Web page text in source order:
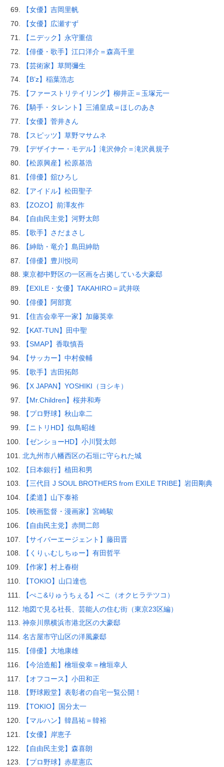
【女優】吉岡里帆
【女優】広瀬すず
【ニデック】永守重信
【俳優・歌手】江口洋介＝森高千里
【芸術家】草間彌生
【B’z】稲葉浩志
【ファーストリテイリング】柳井正＝玉塚元一
【騎手・タレント】三浦皇成＝ほしのあき
【女優】菅井きん
【スピッツ】草野マサムネ
【デザイナー・モデル】滝沢伸介＝滝沢眞規子
【松原興産】松原基浩
【俳優】舘ひろし
【アイドル】松田聖子
【ZOZO】前澤友作
【自由民主党】河野太郎
【歌手】さだまさし
【紳助・竜介】島田紳助
【俳優】豊川悦司
東京都中野区の一区画を占拠している大豪邸
【EXILE・女優】TAKAHIRO＝武井咲
【俳優】阿部寛
【住吉会幸平一家】加藤英幸
【KAT-TUN】田中聖
【SMAP】香取慎吾
【サッカー】中村俊輔
【歌手】吉田拓郎
【X JAPAN】YOSHIKI（ヨシキ）
【Mr.Children】桜井和寿
【プロ野球】秋山幸二
【ニトリHD】似鳥昭雄
【ゼンショーHD】小川賢太郎
北九州市八幡西区の石垣に守られた城
【日本銀行】植田和男
【三代目 J SOUL BROTHERS from EXILE TRIBE】岩田剛典
【柔道】山下泰裕
【映画監督・漫画家】宮崎駿
【自由民主党】赤間二郎
【サイバーエージェント】藤田晋
【くりぃむしちゅー】有田哲平
【作家】村上春樹
【TOKIO】山口達也
【ぺこ&りゅうちぇる】ぺこ（オクヒラテツコ）
地図で見る社長、芸能人の住む街（東京23区編）
神奈川県横浜市港北区の大豪邸
名古屋市守山区の洋風豪邸
【俳優】大地康雄
【今治造船】檜垣俊幸＝檜垣幸人
【オフコース】小田和正
【野球殿堂】表彰者の自宅一覧公開！
【TOKIO】国分太一
【マルハン】韓昌祐＝韓裕
【女優】岸恵子
【自由民主党】森喜朗
【プロ野球】赤星憲広